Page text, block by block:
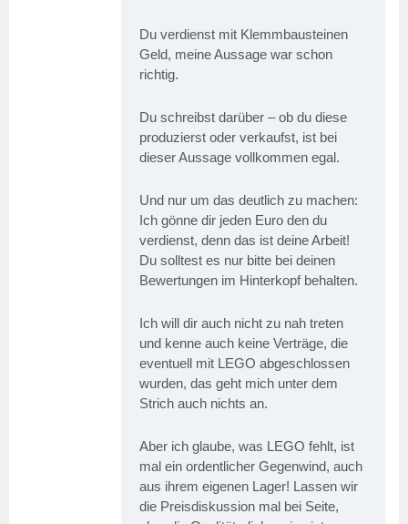
Du verdienst mit Klemmbausteinen
Geld, meine Aussage war schon
richtig.
Du schreibst darüber – ob du diese
produzierst oder verkaufst, ist bei
dieser Aussage vollkommen egal.
Und nur um das deutlich zu machen:
Ich gönne dir jeden Euro den du
verdienst, denn das ist deine Arbeit!
Du solltest es nur bitte bei deinen
Bewertungen im Hinterkopf behalten.
Ich will dir auch nicht zu nah treten
und kenne auch keine Verträge, die
eventuell mit LEGO abgeschlossen
wurden, das geht mich unter dem
Strich auch nichts an.
Aber ich glaube, was LEGO fehlt, ist
mal ein ordentlicher Gegenwind, auch
aus ihrem eigenen Lager! Lassen wir
die Preisdiskussion mal bei Seite,